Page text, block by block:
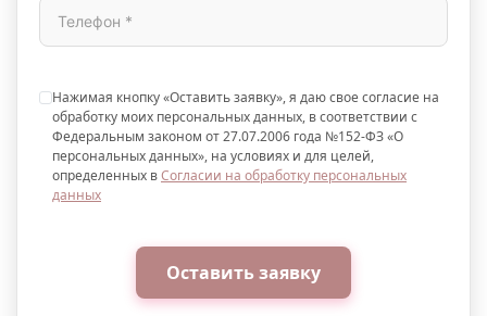
Нажимая кнопку «Оставить заявку», я даю свое согласие на
обработку моих персональных данных, в соответствии с
Федеральным законом от 27.07.2006 года №152-ФЗ «О
персональных данных», на условиях и для целей,
определенных вСогласии на обработку персональных
данных
Оставить заявку